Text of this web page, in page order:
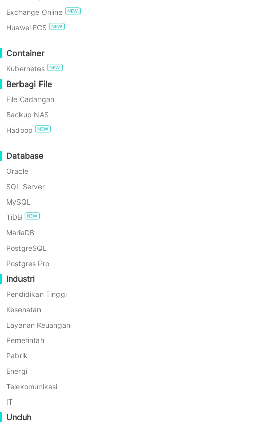
Exchange Online
Huawei ECS
Container
Kubernetes
Berbagi File
File Cadangan
Backup NAS
Hadoop
Database
Oracle
SQL Server
MySQL
TiDB
MariaDB
PostgreSQL
Postgres Pro
Industri
Pendidikan Tinggi
Kesehatan
Layanan Keuangan
Pemerintah
Pabrik
Energi
Telekomunikasi
IT
Unduh
Pencadangan Tingkat API
Terintegrasi secara mulus dengan SQL Server Virtual Device